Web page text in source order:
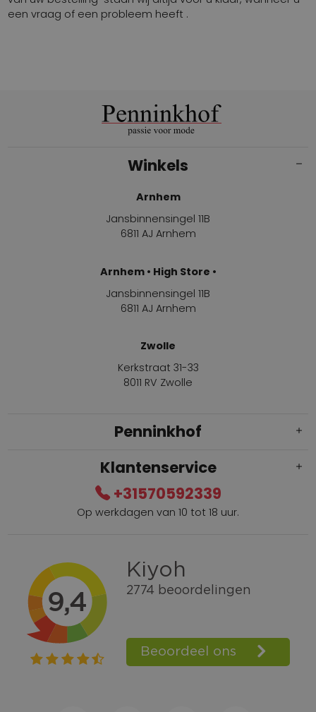
een vraag of een probleem heeft .
Winkels
Arnhem
Jansbinnensingel 11B
6811 AJ Arnhem
Arnhem • High Store •
Jansbinnensingel 11B
6811 AJ Arnhem
Zwolle
Kerkstraat 31-33
8011 RV Zwolle
Penninkhof
Gratis verzending vanaf € 100,=
Bel +31570592339
Spaarpunten
Shop the Look
Telefonisch bestellen ook mogelijk
Klantenservice
+31570592339
Op werkdagen van 10 tot 18 uur.